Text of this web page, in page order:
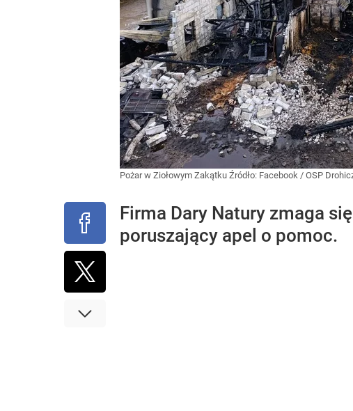
Pożar w Ziołowym Zakątku Źródło: Facebook / OSP
Firma Dary Natury zmaga
poruszający apel o pomoc.